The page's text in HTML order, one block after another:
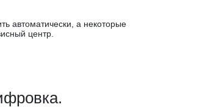
автоматически, а некоторые
центр.